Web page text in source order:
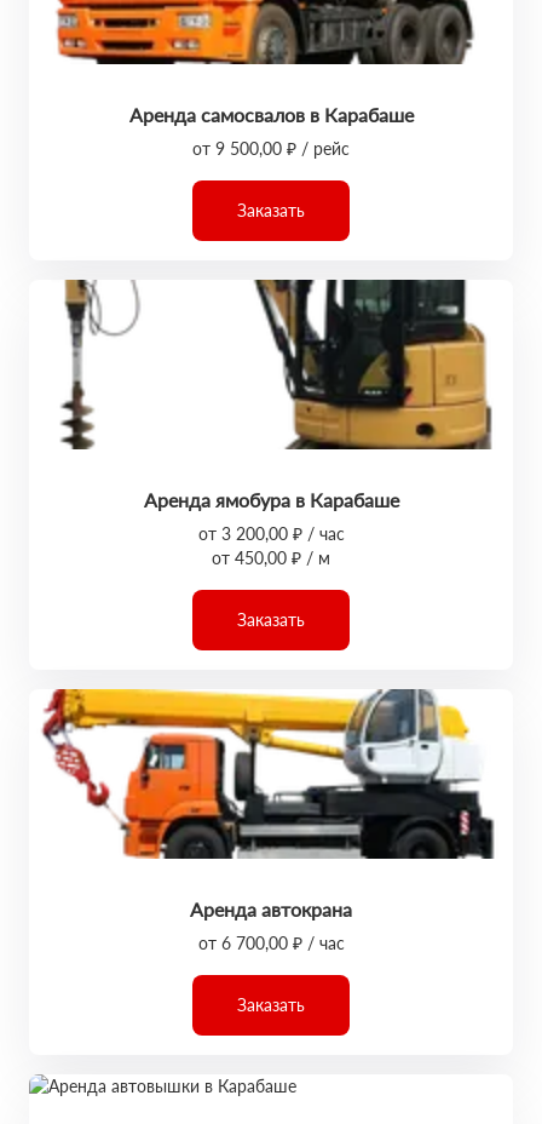
Аренда самосвалов в Карабаше
от 9 500,00 ₽ / рейс
Заказать
Аренда ямобура в Карабаше
от 3 200,00 ₽ / час
от 450,00 ₽ / м
Заказать
Аренда автокрана
от 6 700,00 ₽ / час
Заказать